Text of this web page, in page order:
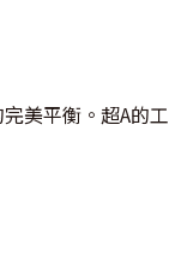
美平衡。超A的